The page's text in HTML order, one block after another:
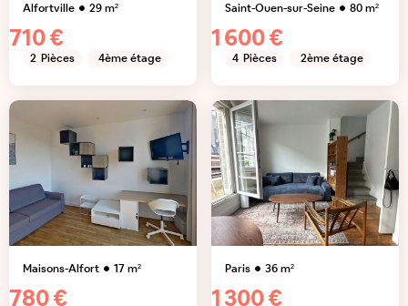
Alfortville 29m²
710 €
2 Pièces 4ème étage
Saint-Ouen-sur-Seine 80m²
1 600 €
4 Pièces 2ème étage
Maisons-Alfort 17m²
780 €
Paris 36m²
1 300 €